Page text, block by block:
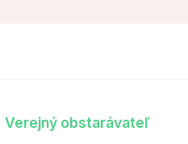
Verejný obstarávateľ